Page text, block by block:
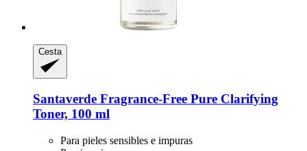
Cesta
Santaverde Fragrance-​Free Pure Clarifying
Toner, 100 ml
Para pieles sensibles e impuras